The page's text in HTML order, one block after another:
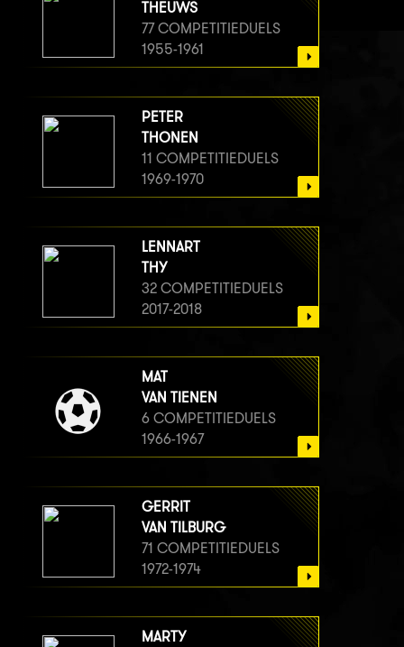
THEUWS
77 COMPETITIEDUELS
1955-1961
PETER
THONEN
11 COMPETITIEDUELS
1969-1970
LENNART
THY
32 COMPETITIEDUELS
2017-2018
MAT
VAN TIENEN
6 COMPETITIEDUELS
1966-1967
GERRIT
VAN TILBURG
71 COMPETITIEDUELS
1972-1974
MARTY